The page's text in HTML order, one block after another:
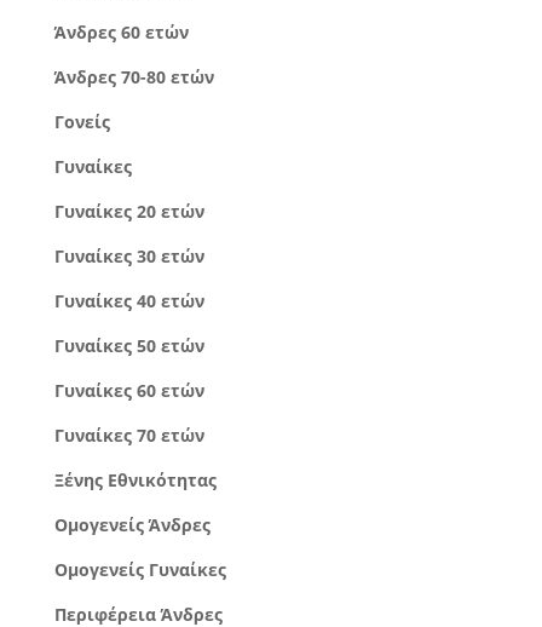
Άνδρες 60 ετών
Άνδρες 70-80 ετών
Γονείς
Γυναίκες
Γυναίκες 20 ετών
Γυναίκες 30 ετών
Γυναίκες 40 ετών
Γυναίκες 50 ετών
Γυναίκες 60 ετών
Γυναίκες 70 ετών
Ξένης Εθνικότητας
Ομογενείς Άνδρες
Ομογενείς Γυναίκες
Περιφέρεια Άνδρες